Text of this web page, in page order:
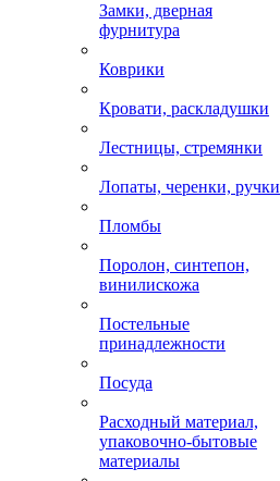
Замки, дверная
фурнитура
Коврики
Кровати, раскладушки
Лестницы, стремянки
Лопаты, черенки, ручки
Пломбы
Поролон, синтепон,
винилискожа
Постельные
принадлежности
Посуда
Расходный материал,
упаковочно-бытовые
материалы